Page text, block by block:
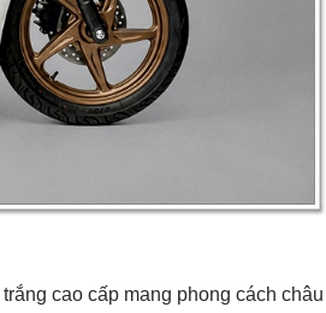
cao cấp mang phong cách châu